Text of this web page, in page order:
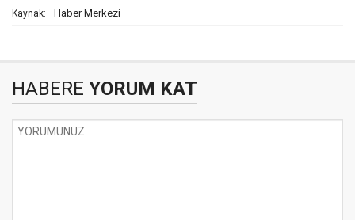
Kaynak: Haber Merkezi
HABERE YORUM KAT